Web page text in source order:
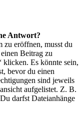
Antwort?
zu eröffnen, musst du
Beitrag zu
klicken. Es könnte sein,
bevor du einen
sind jeweils
aufgelistet. Z. B.
darfst Dateianhänge